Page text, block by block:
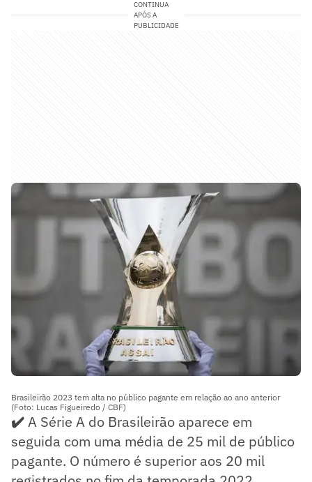
CONTINUA
APÓS A
PUBLICIDADE
Brasileirão 2023 tem alta no público pagante em relação ao ano anterior
(Foto: Lucas Figueiredo / CBF)
✔️A Série A do Brasileirão aparece em
seguida com uma média de 25 mil de público
pagante. O número é superior aos 20 mil